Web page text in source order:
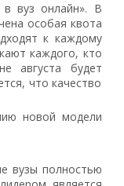
в вуз онлайн». В
особая квота
к каждому
каждого, кто
августа будет
что качество
новой модели
вузы полностью